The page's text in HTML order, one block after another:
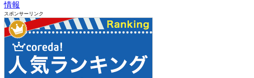
情報
スポンサーリンク